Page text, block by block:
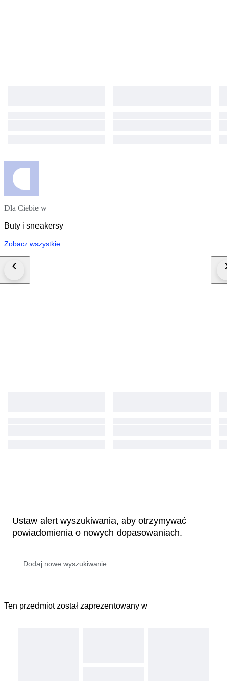
Dla Ciebie w
Buty i sneakersy
Zobacz wszystkie
Ustaw alert wyszukiwania, aby otrzymywać
powiadomienia o nowych dopasowaniach.
Ten przedmiot został zaprezentowany w